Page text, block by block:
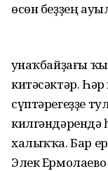
өсөн беҙҙең
Ҡунаҡбайҙағы
китәсәктәр.
сүптәрегеҙҙе
килгәндәрендә
халыҡҡа. Бар
Элек